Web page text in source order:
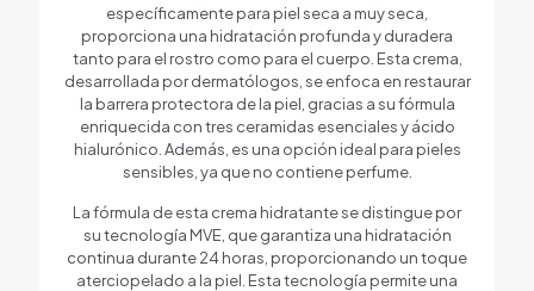
específicamente para piel seca a muy seca,
proporciona una hidratación profunda y duradera
tanto para el rostro como para el cuerpo. Esta crema,
desarrollada por dermatólogos, se enfoca en restaurar
la barrera protectora de la piel, gracias a su fórmula
enriquecida con tres ceramidas esenciales y ácido
hialurónico. Además, es una opción ideal para pieles
sensibles, ya que no contiene perfume.
La fórmula de esta crema hidratante se distingue por
su tecnología MVE, que garantiza una hidratación
continua durante 24 horas, proporcionando un toque
aterciopelado a la piel. Esta tecnología permite una